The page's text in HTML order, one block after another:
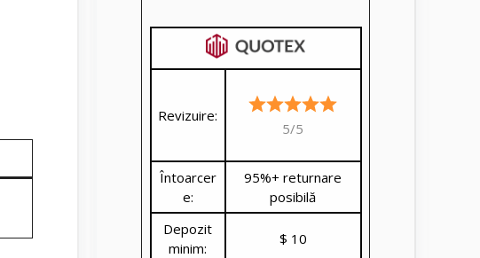
Revizuire:
5/5
Întoarcer
e:
95%+ returnare
posibilă
Depozit
minim:
$ 10